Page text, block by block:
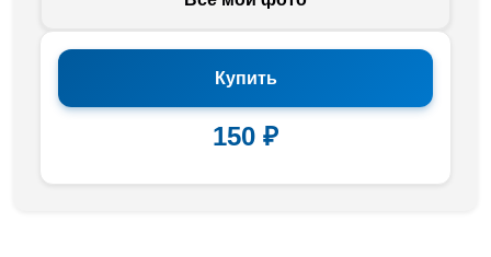
Купить
150 ₽